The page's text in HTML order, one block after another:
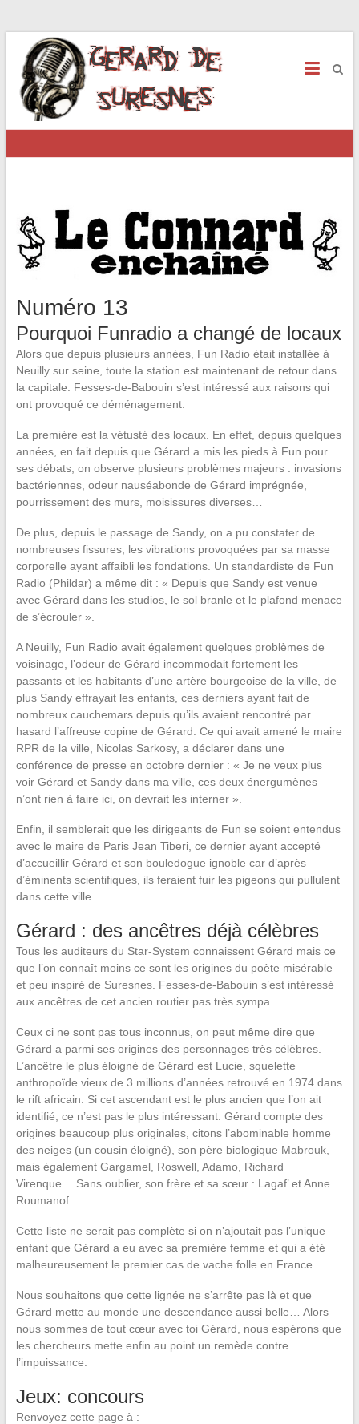
Numéro 13
Pourquoi Funradio a changé de locaux
Alors que depuis plusieurs années, Fun Radio était installée à
Neuilly sur seine, toute la station est maintenant de retour dans
la capitale. Fesses-de-Babouin s’est intéressé aux raisons qui
ont provoqué ce déménagement.
La première est la vétusté des locaux. En effet, depuis quelques
années, en fait depuis que Gérard a mis les pieds à Fun pour
ses débats, on observe plusieurs problèmes majeurs : invasions
bactériennes, odeur nauséabonde de Gérard imprégnée,
pourrissement des murs, moisissures diverses…
De plus, depuis le passage de Sandy, on a pu constater de
nombreuses fissures, les vibrations provoquées par sa masse
corporelle ayant affaibli les fondations. Un standardiste de Fun
Radio (Phildar) a même dit : « Depuis que Sandy est venue
avec Gérard dans les studios, le sol branle et le plafond menace
de s’écrouler ».
A Neuilly, Fun Radio avait également quelques problèmes de
voisinage, l’odeur de Gérard incommodait fortement les
passants et les habitants d’une artère bourgeoise de la ville, de
plus Sandy effrayait les enfants, ces derniers ayant fait de
nombreux cauchemars depuis qu’ils avaient rencontré par
hasard l’affreuse copine de Gérard. Ce qui avait amené le maire
RPR de la ville, Nicolas Sarkosy, a déclarer dans une
conférence de presse en octobre dernier : « Je ne veux plus
voir Gérard et Sandy dans ma ville, ces deux énergumènes
n’ont rien à faire ici, on devrait les interner ».
Enfin, il semblerait que les dirigeants de Fun se soient entendus
avec le maire de Paris Jean Tiberi, ce dernier ayant accepté
d’accueillir Gérard et son bouledogue ignoble car d’après
d’éminents scientifiques, ils feraient fuir les pigeons qui pullulent
dans cette ville.
Gérard : des ancêtres déjà célèbres
Tous les auditeurs du Star-System connaissent Gérard mais ce
que l’on connaît moins ce sont les origines du poète misérable
et peu inspiré de Suresnes. Fesses-de-Babouin s’est intéressé
aux ancêtres de cet ancien routier pas très sympa.
Ceux ci ne sont pas tous inconnus, on peut même dire que
Gérard a parmi ses origines des personnages très célèbres.
L’ancêtre le plus éloigné de Gérard est Lucie, squelette
anthropoïde vieux de 3 millions d’années retrouvé en 1974 dans
le rift africain. Si cet ascendant est le plus ancien que l’on ait
identifié, ce n’est pas le plus intéressant. Gérard compte des
origines beaucoup plus originales, citons l’abominable homme
des neiges (un cousin éloigné), son père biologique Mabrouk,
mais également Gargamel, Roswell, Adamo, Richard
Virenque… Sans oublier, son frère et sa sœur : Lagaf’ et Anne
Roumanof.
Cette liste ne serait pas complète si on n’ajoutait pas l’unique
enfant que Gérard a eu avec sa première femme et qui a été
malheureusement le premier cas de vache folle en France.
Nous souhaitons que cette lignée ne s’arrête pas là et que
Gérard mette au monde une descendance aussi belle… Alors
nous sommes de tout cœur avec toi Gérard, nous espérons que
les chercheurs mette enfin au point un remède contre
l’impuissance.
Jeux: concours
Renvoyez cette page à :